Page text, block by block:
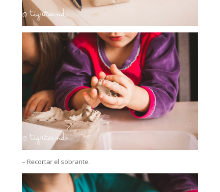
– Recortar el sobrante.